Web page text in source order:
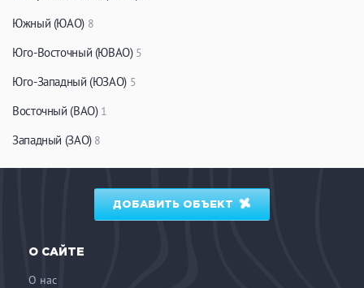
Южный (ЮАО) 8
Юго-Восточный (ЮВАО) 5
Юго-Западный (ЮЗАО) 5
Восточный (ВАО) 1
Западный (ЗАО) 8
ДОБАВИТЬ ОБЪЕКТ
О САЙТЕ
О нас